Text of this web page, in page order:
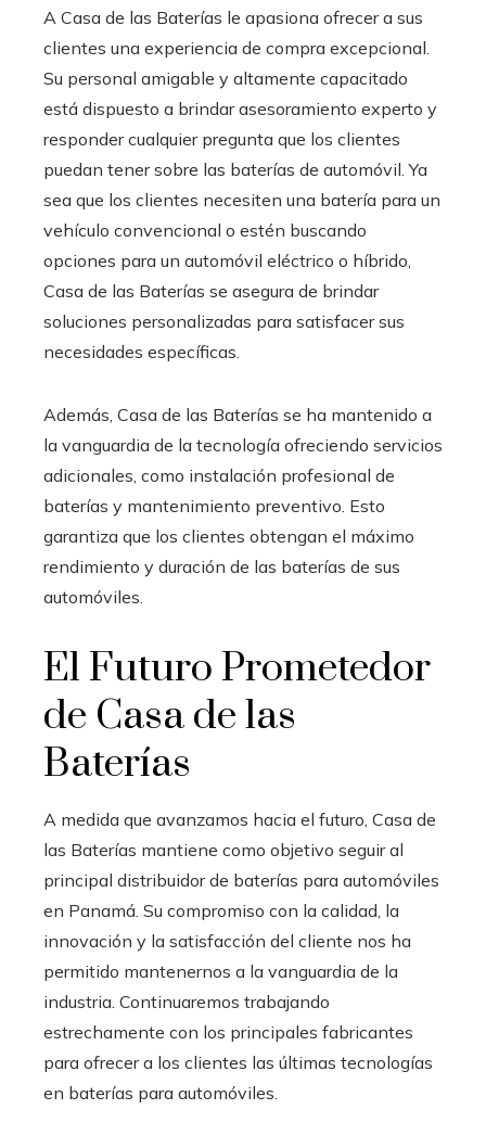
A Casa de las Baterías le apasiona ofrecer a sus
clientes una experiencia de compra excepcional.
Su personal amigable y altamente capacitado
está dispuesto a brindar asesoramiento experto y
responder cualquier pregunta que los clientes
puedan tener sobre las baterías de automóvil. Ya
sea que los clientes necesiten una batería para un
vehículo convencional o estén buscando
opciones para un automóvil eléctrico o híbrido,
Casa de las Baterías se asegura de brindar
soluciones personalizadas para satisfacer sus
necesidades específicas.
Además, Casa de las Baterías se ha mantenido a
la vanguardia de la tecnología ofreciendo servicios
adicionales, como instalación profesional de
baterías y mantenimiento preventivo. Esto
garantiza que los clientes obtengan el máximo
rendimiento y duración de las baterías de sus
automóviles.
El Futuro Prometedor
de Casa de las
Baterías
A medida que avanzamos hacia el futuro, Casa de
las Baterías mantiene como objetivo seguir al
principal distribuidor de baterías para automóviles
en Panamá. Su compromiso con la calidad, la
innovación y la satisfacción del cliente nos ha
permitido mantenernos a la vanguardia de la
industria. Continuaremos trabajando
estrechamente con los principales fabricantes
para ofrecer a los clientes las últimas tecnologías
en baterías para automóviles.